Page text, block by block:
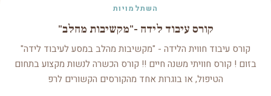
השתלמויות
קורס עיבוד לידה -"מקשיבות מהלב"
קורס עיבוד חווית הלידה - "מקשיבות מהלב במסע לעיבוד לידה"
בזום ! קורס חוויתי משנה חיים !! קורס הכשרה לנשות מקצוע בתחום
הטיפול, או בוגרות אחד מהקורסים הקשורים לרפ